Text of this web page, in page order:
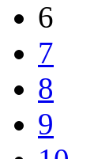
6
7
8
9